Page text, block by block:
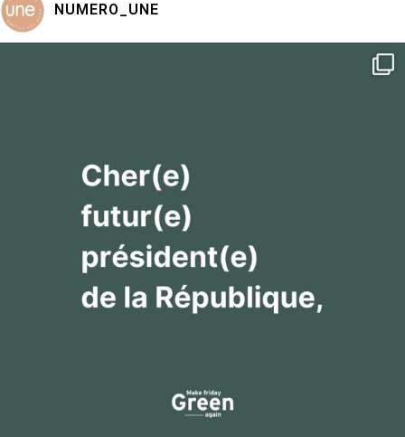
NUMERO_UNE